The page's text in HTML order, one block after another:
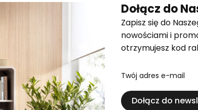
Dołącz do
Zapisz się do
nowościami i
otrzymujesz kod
Twój adres e-mail
Dołącz do